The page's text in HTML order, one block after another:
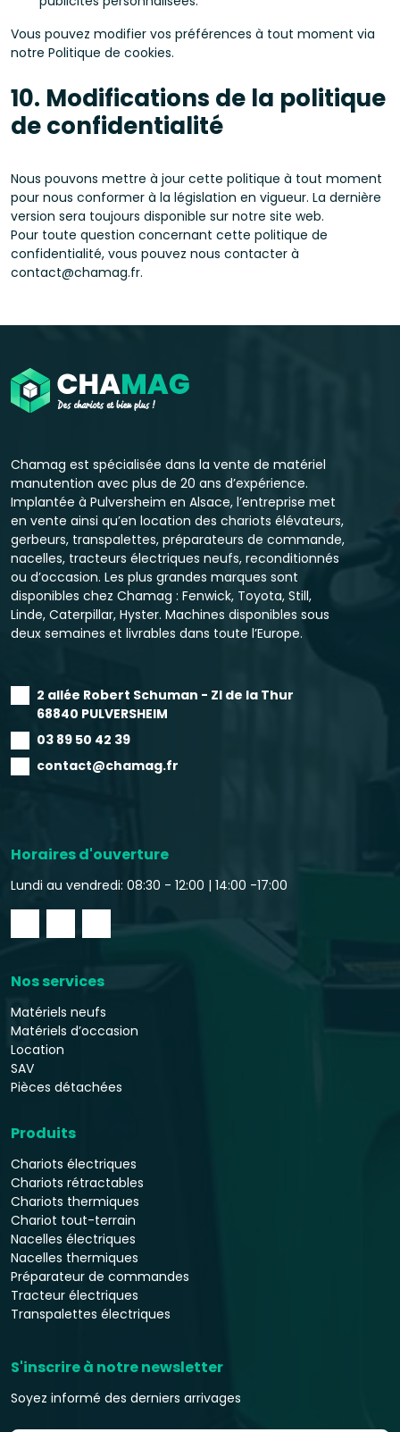
Vous pouvez modifier vos préférences à tout moment via
notre Politique de cookies.
10. Modifications de la politique
de confidentialité
Nous pouvons mettre à jour cette politique à tout moment
pour nous conformer à la législation en vigueur. La dernière
version sera toujours disponible sur notre site web.
Pour toute question concernant cette politique de
confidentialité, vous pouvez nous contacter à
contact@chamag.fr.
Chamag est spécialisée dans la vente de matériel
manutention avec plus de 20 ans d’expérience.
Implantée à Pulversheim en Alsace, l’entreprise met
en vente ainsi qu’en location des chariots élévateurs,
gerbeurs, transpalettes, préparateurs de commande,
nacelles, tracteurs électriques neufs, reconditionnés
ou d’occasion. Les plus grandes marques sont
disponibles chez Chamag : Fenwick, Toyota, Still,
Linde, Caterpillar, Hyster. Machines disponibles sous
deux semaines et livrables dans toute l’Europe.
2 allée Robert Schuman - ZI de la Thur
68840 PULVERSHEIM
03 89 50 42 39
contact@chamag.fr
Horaires d'ouverture
Lundi au vendredi: 08:30 - 12:00 | 14:00 -17:00
Nos services
Matériels neufs
Matériels d’occasion
Location
SAV
Pièces détachées
Produits
Chariots électriques
Chariots rétractables
Chariots thermiques
Chariot tout-terrain
Nacelles électriques
Nacelles thermiques
Préparateur de commandes
Tracteur électriques
Transpalettes électriques
S'inscrire à notre newsletter
Soyez informé des derniers arrivages